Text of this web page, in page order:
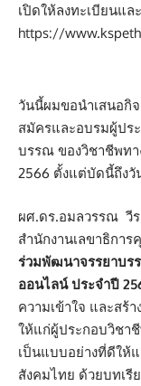
เปิดให้ลงทะเบียนแล
https://
วันนี้ผมขอนำเสนอกิ
สมัครและอบรมผู้ปร
บรรณ ของวิชาชีพทา
2566 ตั้งแต่บัดนี้ถึงวั
ผศ.ดร.อมลวรรณ วีร
สำนักงานเลขาธิการ
ร่วมพัฒนาจรรยาบร
ออนไลน์ ประจำปี
ความเข้าใจ และสร้
ให้แก่ผู้ประกอบวิชา
เป็นแบบอย่างที่ดีให้
สังคมไทย ด้วยบทเรี